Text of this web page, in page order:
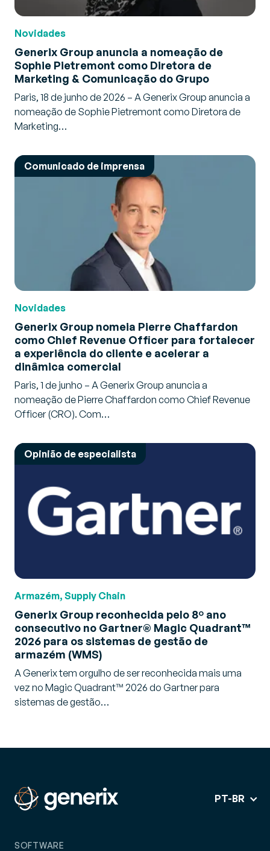
Novidades
Generix Group anuncia a nomeação de
Sophie Pietremont como Diretora de
Marketing & Comunicação do Grupo
Paris, 18 de junho de 2026 – A Generix Group anuncia a
nomeação de Sophie Pietremont como Diretora de
Marketing…
Comunicado de imprensa
Novidades
Generix Group nomeia Pierre Chaffardon
como Chief Revenue Officer para fortalecer
a experiência do cliente e acelerar a
dinâmica comercial
Paris, 1 de junho – A Generix Group anuncia a
nomeação de Pierre Chaffardon como Chief Revenue
Officer (CRO). Com…
Opinião de especialista
Armazém, Supply Chain
Generix Group reconhecida pelo 8º ano
consecutivo no Gartner® Magic Quadrant™
2026 para os sistemas de gestão de
armazém (WMS)
A Generix tem orgulho de ser reconhecida mais uma
vez no Magic Quadrant™ 2026 do Gartner para
sistemas de gestão…
PT-BR
SOFTWARE